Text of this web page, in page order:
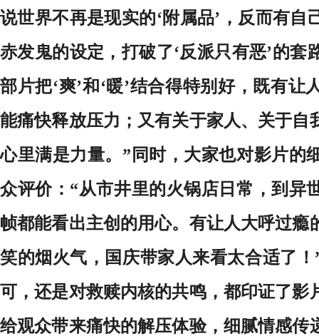
说世界不再是现实的‘附属品’，反而有自
赤发鬼的设定，打破了‘反派只有恶’的套
部片把‘爽’和‘暖’结合得特别好，既有让
能痛快释放压力；又有关于家人、关于自
心里满是力量。”同时，大家也对影片的
众评价：“从市井里的火锅店日常，到异
帧都能看出主创的用心。有让人大呼过瘾
笑的烟火气，国庆带家人来看太合适了
可，还是对救赎内核的共鸣，都印证了影
给观众带来痛快的解压体验，细腻情感传